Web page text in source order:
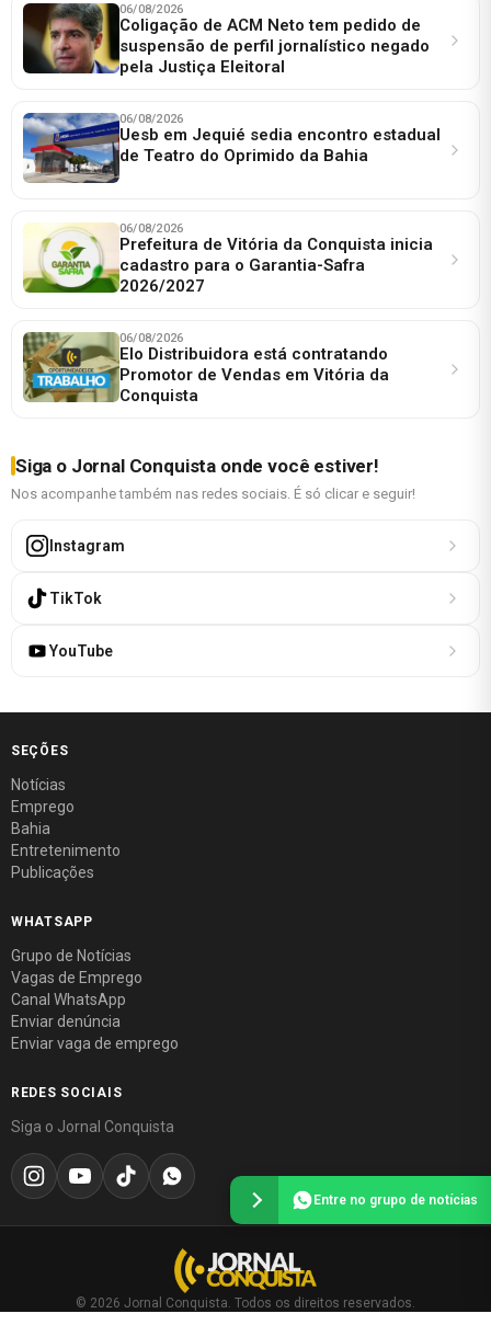
06/08/2026
Coligação de ACM Neto tem pedido de
suspensão de perfil jornalístico negado
pela Justiça Eleitoral
06/08/2026
Uesb em Jequié sedia encontro estadual
de Teatro do Oprimido da Bahia
06/08/2026
Prefeitura de Vitória da Conquista inicia
cadastro para o Garantia-Safra
2026/2027
06/08/2026
Elo Distribuidora está contratando
Promotor de Vendas em Vitória da
Conquista
Siga o Jornal Conquista onde você estiver!
Nos acompanhe também nas redes sociais. É só clicar e seguir!
Instagram
TikTok
YouTube
SEÇÕES
Notícias
Emprego
Bahia
Entretenimento
Publicações
WHATSAPP
Grupo de Notícias
Vagas de Emprego
Canal WhatsApp
Enviar denúncia
Enviar vaga de emprego
REDES SOCIAIS
Siga o Jornal Conquista
© 2026 Jornal Conquista. Todos os direitos reservados.
Entre no grupo de notícias